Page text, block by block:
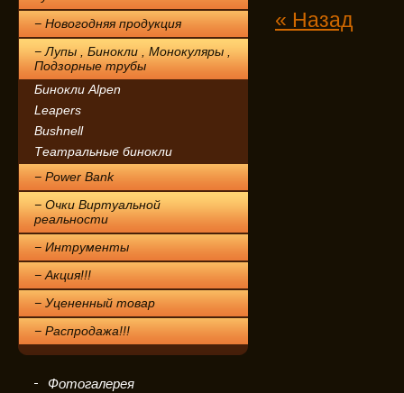
− Новогодняя продукция
− Лупы , Бинокли , Монокуляры ,
Подзорные трубы
Бинокли Alpen
Leapers
Bushnell
Театральные бинокли
− Power Bank
− Очки Виртуальной
реальности
− Интрументы
− Акция!!!
− Уцененный товар
− Распродажа!!!
Фотогалерея
« Назад